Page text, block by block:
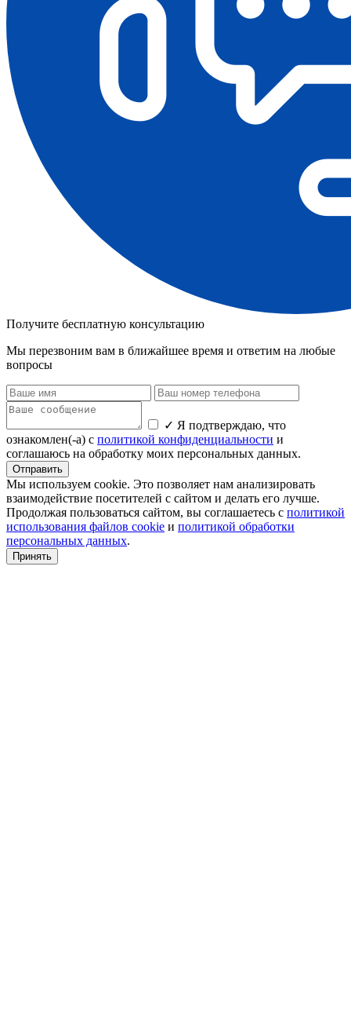
Получите бесплатную консультацию
Мы перезвоним вам в ближайшее время и ответим на любые
вопросы
✓ Я подтверждаю, что
ознакомлен(-а) с политикой конфиденциальности и
соглашаюсь на обработку моих персональных данных.
Отправить
Мы используем cookie. Это позволяет нам анализировать
взаимодействие посетителей с сайтом и делать его лучше.
Продолжая пользоваться сайтом, вы соглашаетесь с политикой
использования файлов cookie и политикой обработки
персональных данных.
Принять